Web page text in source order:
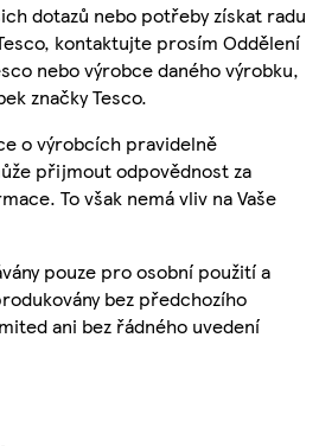
dotazů nebo potřeby získat radu
kontaktujte prosím Oddělení
nebo výrobce daného výrobku,
značky Tesco.
o výrobcích pravidelně
přijmout odpovědnost za
To však nemá vliv na Vaše
pouze pro osobní použití a
bez předchozího
ani bez řádného uvedení